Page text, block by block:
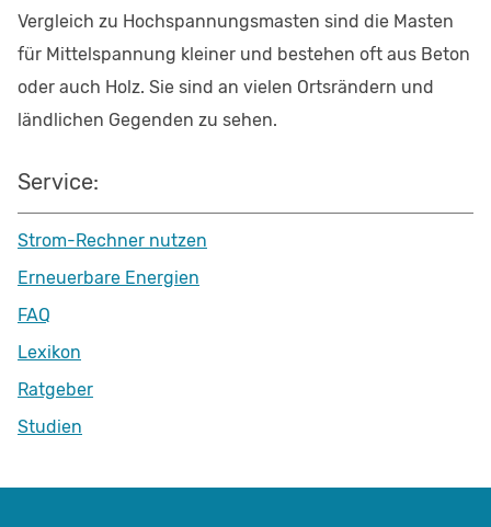
Vergleich zu Hochspannungsmasten sind die Masten
für Mittelspannung kleiner und bestehen oft aus Beton
oder auch Holz. Sie sind an vielen Ortsrändern und
ländlichen Gegenden zu sehen.
Service:
Strom-Rechner nutzen
Erneuerbare Energien
FAQ
Lexikon
Ratgeber
Studien